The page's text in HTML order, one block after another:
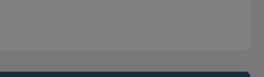
L4 1985 1992